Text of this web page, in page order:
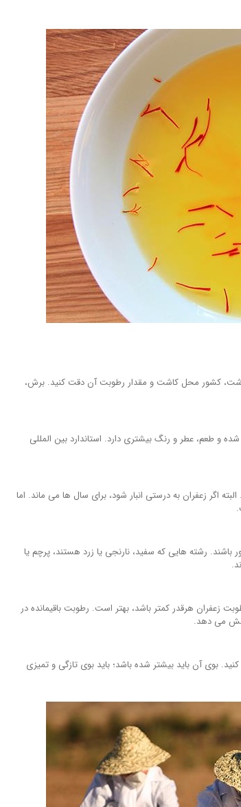
کشور محل کاشت و مقدار رطوبت آن دقت کنید. برش،
و طعم، عطر و رنگ بیشتری دارد. استاندارد بین المللی
اگر زعفران به درستی انبار شود، برای سال ها می ماند. اما
باشند. رشته هایی که سفید، نارنجی یا زرد هستند، پرچم یا
مختلف، از ۲ درصد تا بیش از ۲۰ درصد است. رطوبت زعفران هرقدر کمتر باشد، بهتر است. رطوبت باقیمانده در
می دهد.
بوی آن باید بیشتر شده باشد؛ باید بوی تازگی و تمیزی